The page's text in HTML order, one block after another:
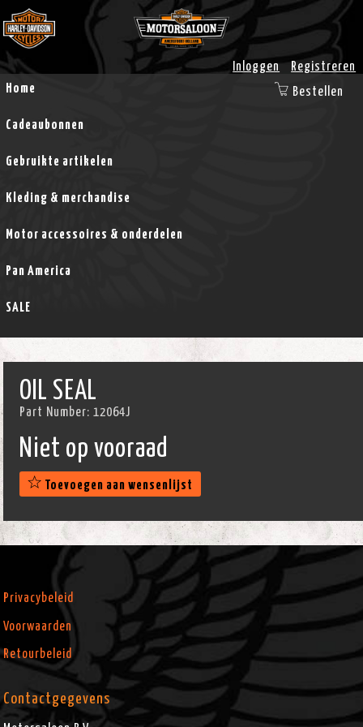
Inloggen
Registreren
Home
Cadeaubonnen
Gebruikte artikelen
Kleding & merchandise
Motor accessoires & onderdelen
Pan America
SALE
Bestellen
OIL SEAL
Part Number: 12064J
Niet op vooraad
Toevoegen aan wensenlijst
Privacybeleid
Voorwaarden
Retourbeleid
Contactgegevens